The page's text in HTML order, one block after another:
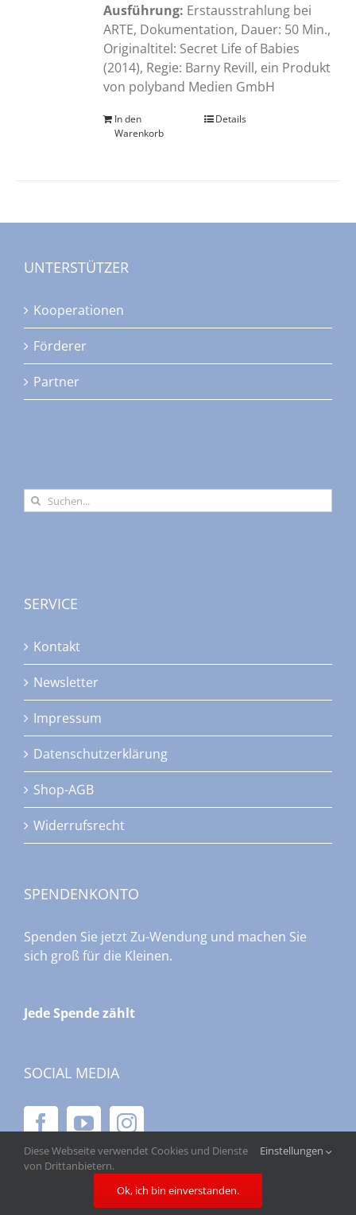
Ausführung: Erstausstrahlung bei
ARTE, Dokumentation, Dauer: 50 Min.,
Originaltitel: Secret Life of Babies
(2014), Regie: Barny Revill, ein Produkt
von polyband Medien GmbH
In den
Warenkorb
Details
UNTERSTÜTZER
Kooperationen
Förderer
Partner
Suche
nach:
SERVICE
Kontakt
Newsletter
Impressum
Datenschutzerklärung
Shop-AGB
Widerrufsrecht
SPENDENKONTO
Spenden Sie jetzt Zu-Wendung und machen Sie
sich groß für die Kleinen.
Jede Spende zählt
SOCIAL MEDIA
Diese Webseite verwendet Cookies und Dienste
von Drittanbietern.
Einstellungen
Ok, ich bin einverstanden.